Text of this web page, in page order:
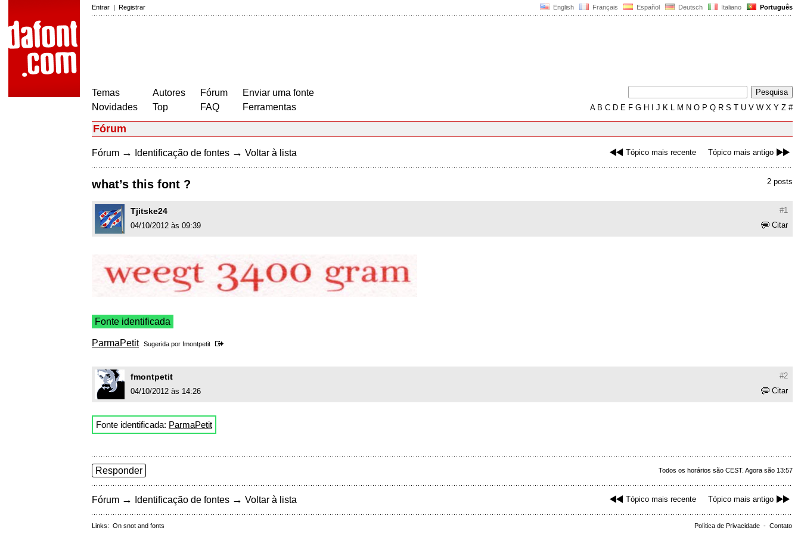
English Français Español Deutsch Italiano Português
Entrar | Registrar
Temas
Novidades
Autores
Top
Fórum
FAQ
Enviar uma fonte
Ferramentas
AB C D E F G H J K L M N O P Q R S T U V W X Y Z #
Fórum
Tópico mais recente Tópico mais antigo
Fórum → Identificação de fontes → Voltar à lista
2 posts
what’s this font ?
#1
Tjitske24
Citar
04/10/2012 às 09:39
Fonte identificada
ParmaPetit Sugerida por fmontpetit
#2
fmontpetit
Citar
04/10/2012 às 14:26
Fonte identificada: ParmaPetit
Todos os horários são CEST. Agora são 13:57
Responder
Tópico mais recente Tópico mais antigo
Fórum → Identificação de fontes → Voltar à lista
Política de Privacidade - Contato
Links: On snot and fonts